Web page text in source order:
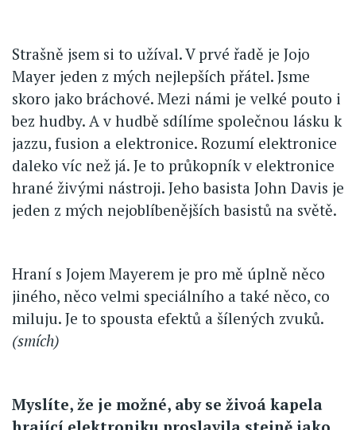
Strašně jsem si to užíval. V prvé řadě je Jojo
Mayer jeden z mých nejlepších přátel. Jsme
skoro jako bráchové. Mezi námi je velké pouto i
bez hudby. A v hudbě sdílíme společnou lásku k
jazzu, fusion a elektronice. Rozumí elektronice
daleko víc než já. Je to průkopník v elektronice
hrané živými nástroji. Jeho basista John Davis je
jeden z mých nejoblíbenějších basistů na světě.
Hraní s Jojem Mayerem je pro mě úplně něco
jiného, něco velmi speciálního a také něco, co
miluju. Je to spousta efektů a šílených zvuků.
(smích)
Myslíte, že je možné, aby se živoá kapela